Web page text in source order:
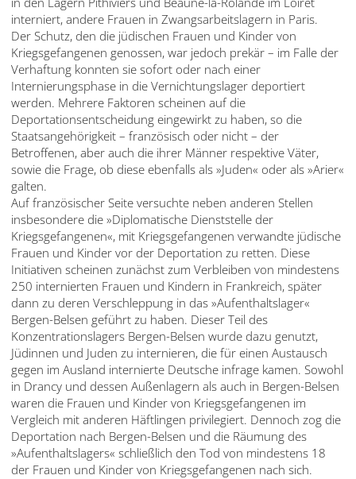
interniert, andere Frauen in Zwangsarbeitslagern in Paris.
Der Schutz, den die jüdischen Frauen und Kinder von
Kriegsgefangenen genossen, war jedoch prekär – im Falle der
Verhaftung konnten sie sofort oder nach einer
Internierungsphase in die Vernichtungslager deportiert
werden. Mehrere Faktoren scheinen auf die
Deportationsentscheidung eingewirkt zu haben, so die
Staatsangehörigkeit – französisch oder nicht – der
Betroffenen, aber auch die ihrer Männer respektive Väter,
sowie die Frage, ob diese ebenfalls als »Juden« oder als »Arier«
galten.
Auf französischer Seite versuchte neben anderen Stellen
insbesondere die »Diplomatische Dienststelle der
Kriegsgefangenen«, mit Kriegsgefangenen verwandte jüdische
Frauen und Kinder vor der Deportation zu retten. Diese
Initiativen scheinen zunächst zum Verbleiben von mindestens
250 internierten Frauen und Kindern in Frankreich, später
dann zu deren Verschleppung in das »Aufenthaltslager«
Bergen-Belsen geführt zu haben. Dieser Teil des
Konzentrationslagers Bergen-Belsen wurde dazu genutzt,
Jüdinnen und Juden zu internieren, die für einen Austausch
gegen im Ausland internierte Deutsche infrage kamen. Sowohl
in Drancy und dessen Außenlagern als auch in Bergen-Belsen
waren die Frauen und Kinder von Kriegsgefangenen im
Vergleich mit anderen Häftlingen privilegiert. Dennoch zog die
Deportation nach Bergen-Belsen und die Räumung des
»Aufenthaltslagers« schließlich den Tod von mindestens 18
der Frauen und Kinder von Kriegsgefangenen nach sich.